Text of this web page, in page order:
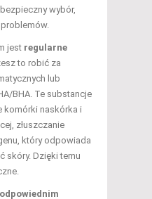
wybór,
jest regularne
to robić za
lub
BHA. Te substancje
komórki naskórka i
złuszczanie
który odpowiada
skóry. Dzięki temu
odpowiednim